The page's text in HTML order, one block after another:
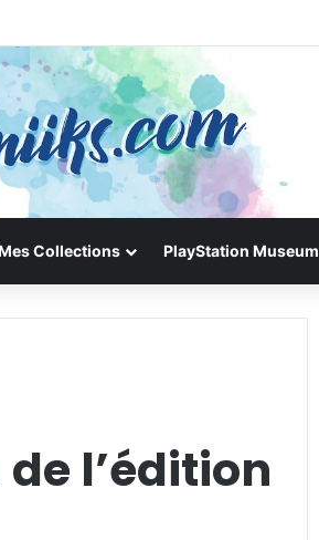
Collections PlayStation Museum
l’édition